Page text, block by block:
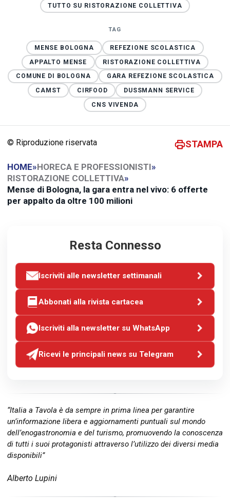
TUTTO SU RISTORAZIONE COLLETTIVA
TAG
MENSE BOLOGNA
REFEZIONE SCOLASTICA
APPALTO MENSE
RISTORAZIONE COLLETTIVA
COMUNE DI BOLOGNA
GARA REFEZIONE SCOLASTICA
CAMST
CIRFOOD
DUSSMANN SERVICE
CNS VIVENDA
© Riproduzione riservata STAMPA
HOME»HORECA E PROFESSIONISTI»
RISTORAZIONE COLLETTIVA»
Mense di Bologna, la gara entra nel vivo: 6 offerte
per appalto da oltre 100 milioni
Resta Connesso
Iscriviti alle newsletter settimanali
Abbonati alla rivista cartacea
Iscriviti alla newsletter su WhatsApp
Ricevi le principali news su Telegram
“Italia a Tavola è da sempre in prima linea per garantire
un’informazione libera e aggiornamenti puntuali sul mondo
dell’enogastronomia e del turismo, promuovendo la conoscenza
di tutti i suoi protagonisti attraverso l’utilizzo dei diversi media
disponibili”
Alberto Lupini